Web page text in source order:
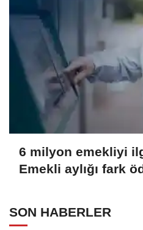
6 milyon emekliyi
Emekli aylığı fark
SON HABERLER